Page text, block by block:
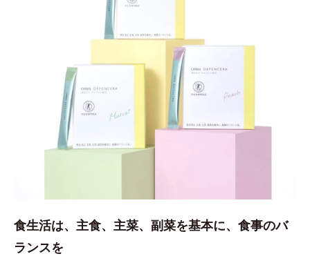
食生活は、主食、主菜、副菜を基本に、食事のバ
ランスを